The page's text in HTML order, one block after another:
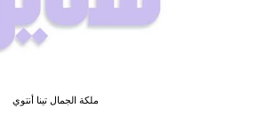
ملكة الجمال تينا أنتوي